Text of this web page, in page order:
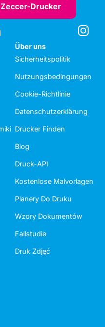
Drucker
Über uns
Sicherheitspolitik
Nutzungsbedingungen
Cookie-Richtlinie
Datenschutzerklärung
Drucker Finden
Blog
Druck-API
Kostenlose Malvorlagen
Planery Do Druku
Wzory Dokumentów
Fallstudie
Druk Zdjęć